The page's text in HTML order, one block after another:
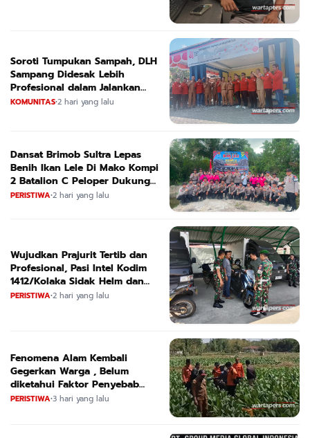
Soroti Tumpukan Sampah, DLH
Sampang Didesak Lebih
Profesional dalam Jalankan
Tugas
KOMUNITAS•2 hari yang lalu
Dansat Brimob Sultra Lepas
Benih Ikan Lele Di Mako Kompi
2 Batalion C Peloper Dukung
ketahanan Pangan Nasional
PERISTIWA•2 hari yang lalu
Wujudkan Prajurit Tertib dan
Profesional, Pasi Intel Kodim
1412/Kolaka Sidak Helm dan
Kendaraan
PERISTIWA•2 hari yang lalu
Fenomena Alam Kembali
Gegerkan Warga , Belum
diketahui Faktor Penyebab
Suara
PERISTIWA•3 hari yang lalu